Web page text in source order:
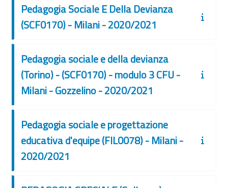
Pedagogia Sociale E Della Devianza
(SCF0170) - Milani - 2020/2021
Pedagogia sociale e della devianza
(Torino) - (SCF0170) - modulo 3 CFU -
Milani - Gozzelino - 2020/2021
Pedagogia sociale e progettazione
educativa d'equipe (FIL0078) - Milani -
2020/2021